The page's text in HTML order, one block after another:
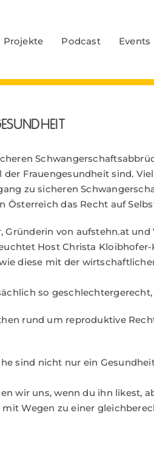
Projekte Podcast Events
Frauengesundheit sind.
zu sicheren
Österreich das Recht auf
Gründerin von aufstehn.at und
Host Christa
diese mit der
so
rund um reproduktive
sind nicht nur ein
wir uns, wenn du ihn likest,
Wegen zu einer